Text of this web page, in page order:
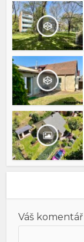
Váš komentář